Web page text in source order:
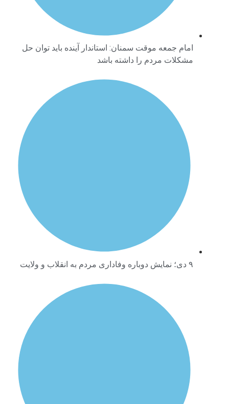
امام جمعه موقت سمنان: استاندار آینده باید توان حل
مشکلات مردم را داشته باشد